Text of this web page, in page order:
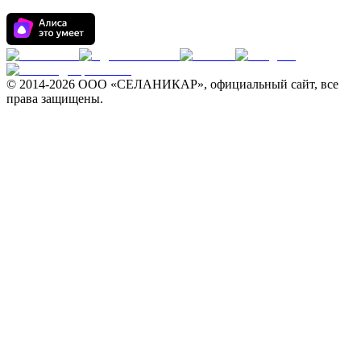
© 2014-2026 ООО «СЕЛАНИКАР», официальный сайт, все
права защищены.